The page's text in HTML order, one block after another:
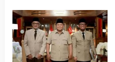
Jemaah